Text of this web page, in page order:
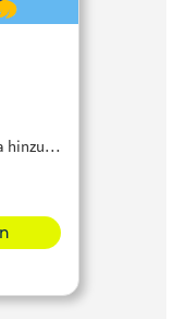
hinzu…